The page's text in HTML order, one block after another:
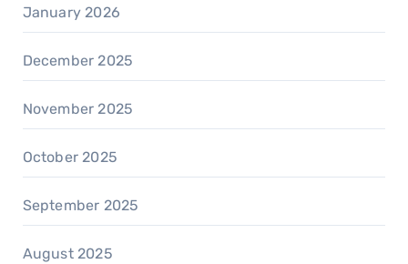
January 2026
December 2025
November 2025
October 2025
September 2025
August 2025